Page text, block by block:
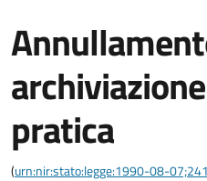
pratica
(urn:nir:stato:legge:1990-08-07;241